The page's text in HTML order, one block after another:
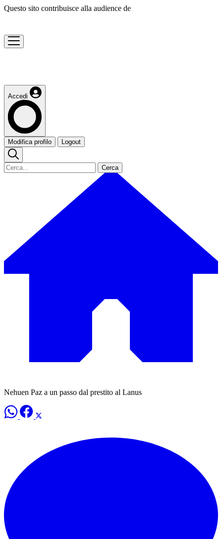
Questo sito contribuisce alla audience de
Accedi
Modifica profilo Logout
Cerca
Nehuen Paz a un passo dal prestito al Lanus